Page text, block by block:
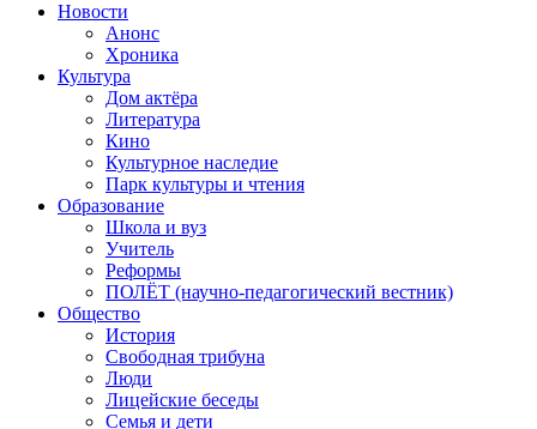
Новости
Анонс
Хроника
Культура
Дом актёра
Литература
Кино
Культурное наследие
Парк культуры и чтения
Образование
Школа и вуз
Учитель
Реформы
ПОЛЁТ (научно-педагогический вестник)
Общество
История
Свободная трибуна
Люди
Лицейские беседы
Семья и дети